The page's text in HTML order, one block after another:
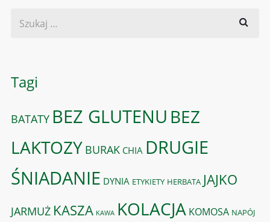
Tagi
BATATY BEZ GLUTENU BEZ
LAKTOZY BURAK CHIA DRUGIE
ŚNIADANIE DYNIA ETYKIETY HERBATA JAJKO
JARMUŻ KASZA KAWA KOLACJA KOMOSA NAPÓJ